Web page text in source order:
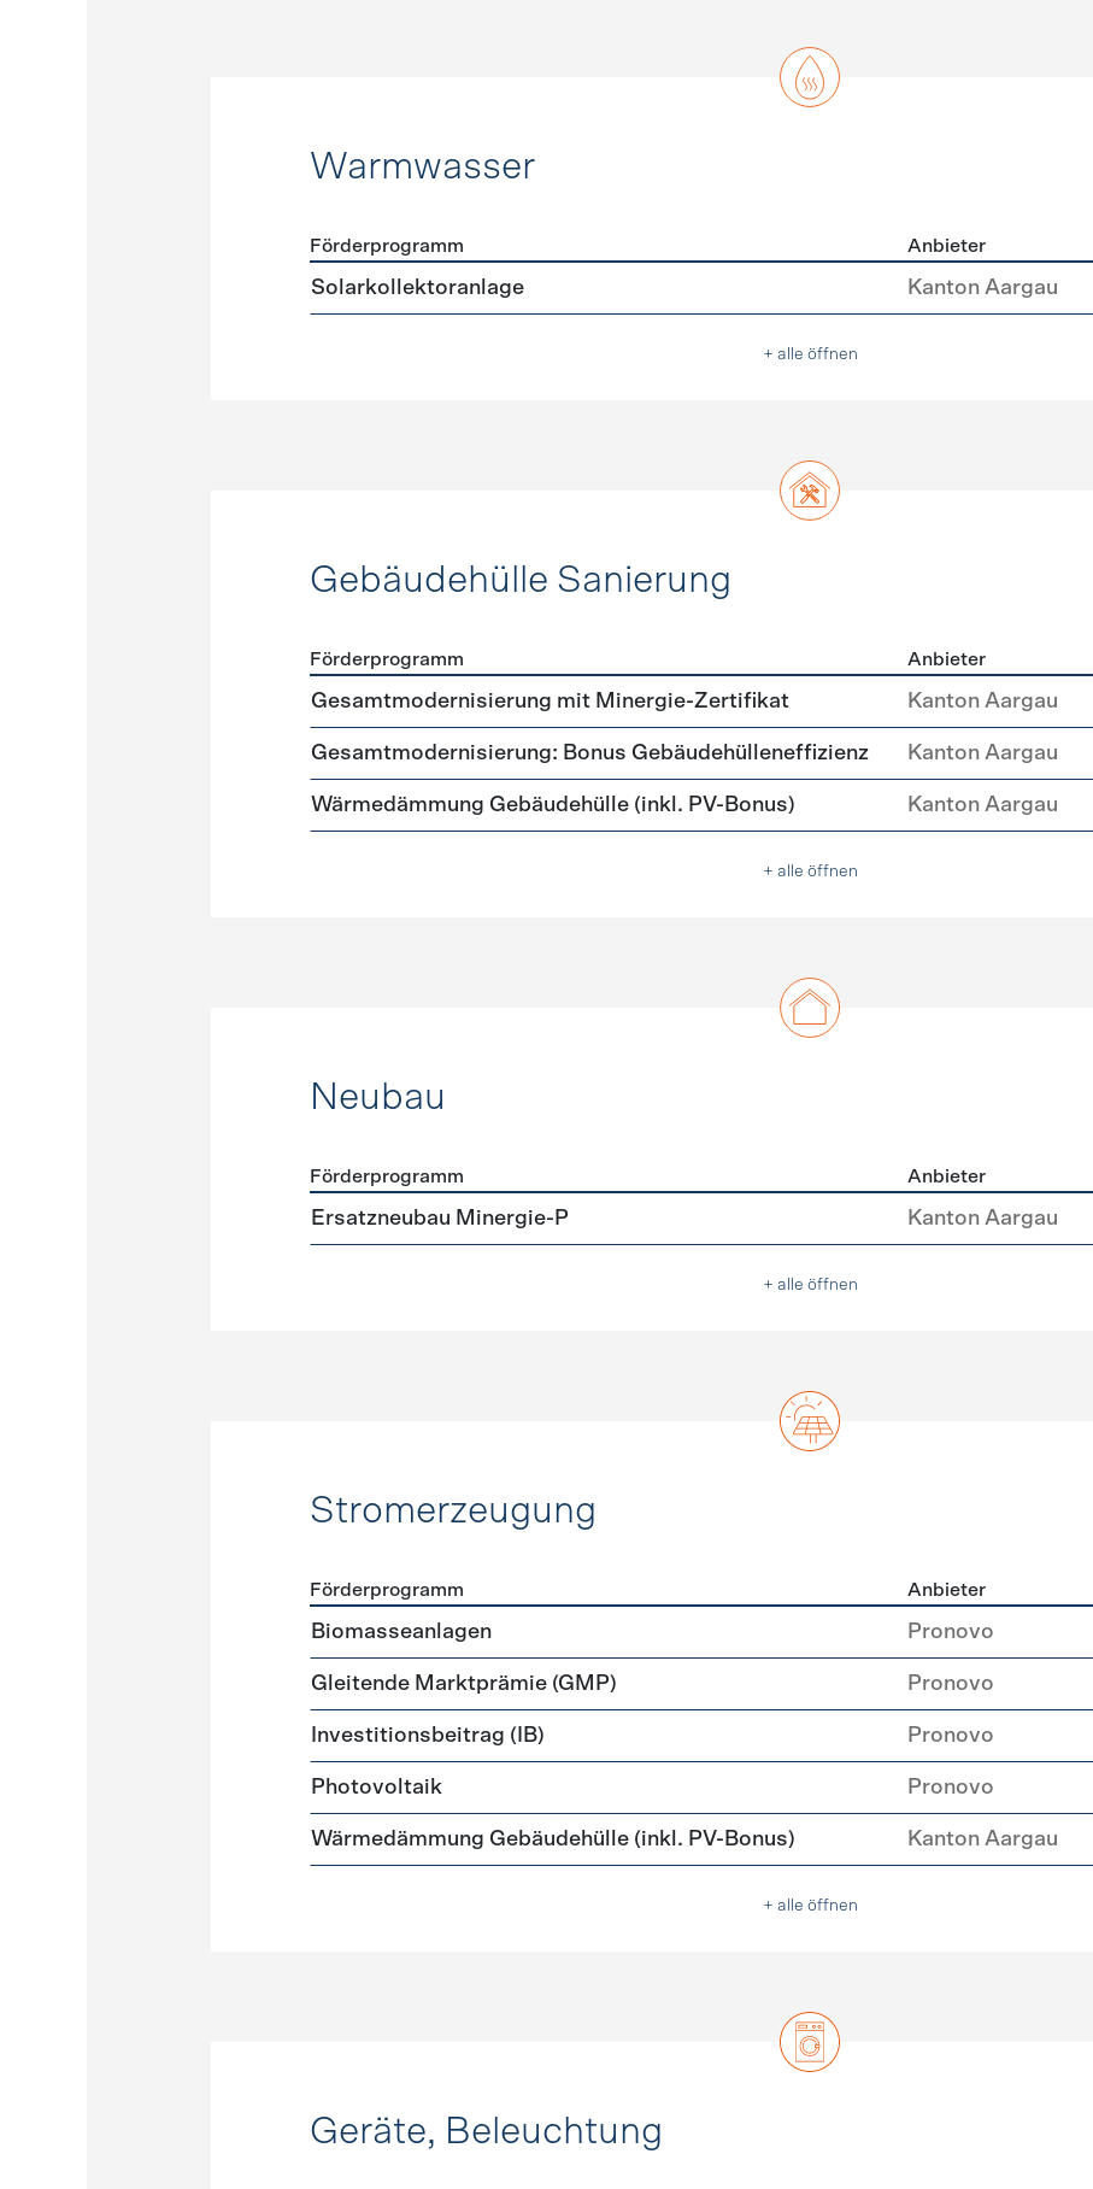
Warmwasser
Förderprogramme Warmwasser
Förderprogramm Anbieter
Solarkollektoranlage Kanton Aargau
+ alle öffnen
Gebäudehülle Sanierung
Förderprogramme Gebäudehülle Sanierung
Förderprogramm Anbieter
Gesamtmodernisierung mit Minergie-Zertifikat Kanton Aargau
Gesamtmodernisierung: Bonus Gebäudehülleneffizienz Kanton Aargau
Wärmedämmung Gebäudehülle (inkl. PV-Bonus) Kanton Aargau
+ alle öffnen
Neubau
Förderprogramme Neubau
Förderprogramm Anbieter
Ersatzneubau Minergie-P Kanton Aargau
+ alle öffnen
Stromerzeugung
Förderprogramme
Förderprogramm Anbieter
Biomasseanlagen Pronovo
Gleitende Marktprämie (GMP) Pronovo
Investitionsbeitrag (IB) Pronovo
Photovoltaik Pronovo
Wärmedämmung Gebäudehülle (inkl. PV-Bonus) Kanton Aargau
+ alle öffnen
Geräte, Beleuchtung